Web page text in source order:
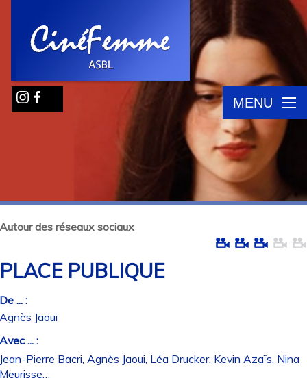
MENU
des réseaux sociaux
PUBLIQUE
... :
Jaoui
... :
Pierre Bacri, Agnès Jaoui, Léa Drucker, Kevin Azaïs, Nina